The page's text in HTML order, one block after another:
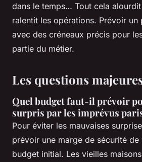
dans le temps… Tout cela
ralentit les opérations. Prévoir un
avec des créneaux précis pour
partie du métier.
Les questions
Quel budget faut-il prévoir
surpris par les imprévus
Pour éviter les mauvaises
prévoir une marge de sécurité de
budget initial. Les vieilles